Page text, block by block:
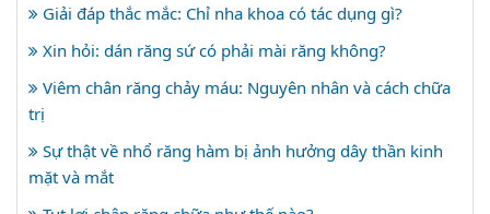
Giải đáp thắc mắc: Chỉ nha khoa có tác dụng gì?
Xin hỏi: dán răng sứ có phải mài răng không?
Viêm chân răng chảy máu: Nguyên nhân và cách chữa
trị
Sự thật về nhổ răng hàm bị ảnh hưởng dây thần kinh
mặt và mắt